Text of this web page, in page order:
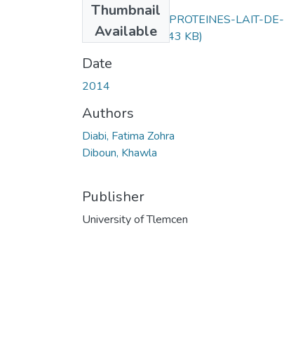
Thumbnail
Available
ALLERGIE-AUX-PROTEINES-LAIT-DE-
VACHE.pdf(916.43 KB)
Date
2014
Authors
Diabi, Fatima Zohra
Diboun, Khawla
Publisher
University of Tlemcen